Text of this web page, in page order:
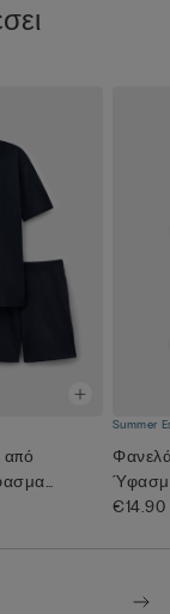
από
Summer
μ...
€14.90